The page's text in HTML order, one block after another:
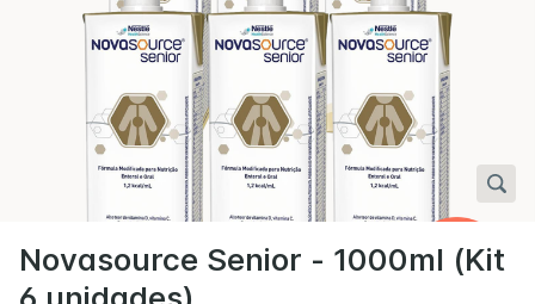
Novasource Senior - 1000ml (Kit